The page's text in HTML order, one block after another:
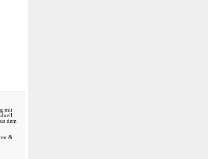
mit
dem
&